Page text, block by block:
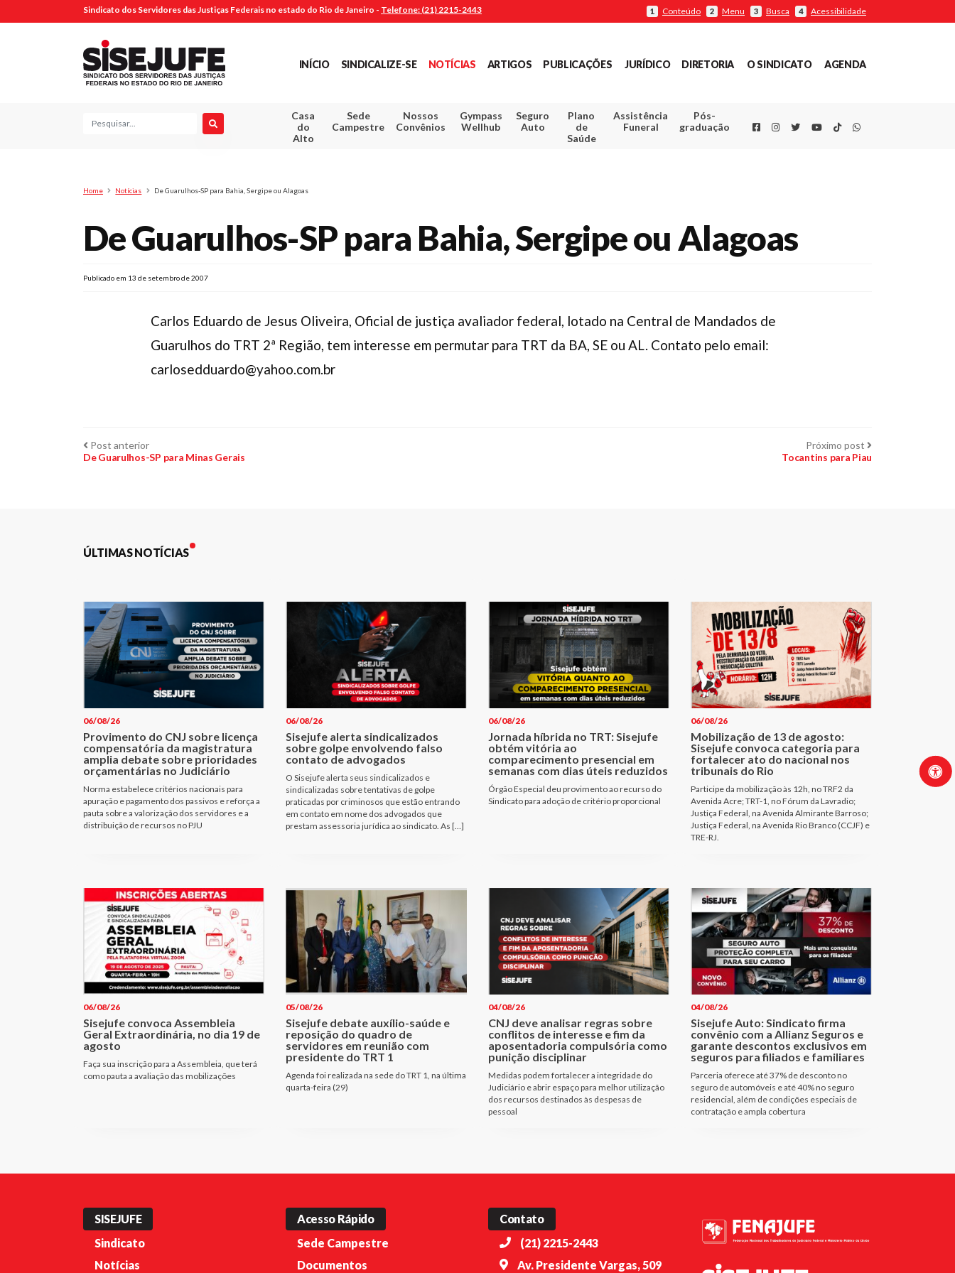
Sindicato dos Servidores das Justiças Federais no estado do Rio de Janeiro - Telefone: (21) 2215-2443 1 Conteúdo 2 Menu 3 Busca 4 Acessibilidade
INÍCIO SINDICALIZE-SE NOTÍCIAS ARTIGOS PUBLICAÇÕES JURÍDICO DIRETORIA O SINDICATO AGENDA
Pesquisa
Casa
do
Alto
Sede
Campestre
Nossos
Convênios
Gympass
Wellhub
Seguro
Auto
Plano
de
Saúde
Assistência
Funeral
Pós-
graduação
FacebookInstagram
TwitterYoutube
TikTokWhatsapp
Home Notícias De Guarulhos-SP para Bahia, Sergipe ou Alagoas
De Guarulhos-SP para Bahia, Sergipe ou Alagoas
Publicado em 13 de setembro de 2007
Carlos Eduardo de Jesus Oliveira, Oficial de justiça avaliador federal, lotado na Central de Mandados de
Guarulhos do TRT 2ª Região, tem interesse em permutar para TRT da BA, SE ou AL. Contato pelo email:
carlosedduardo@yahoo.com.br
Navegação
Post anteriorPost
anterior:
De Guarulhos-SP para Minas Gerais
Próximo post Próximo
Tocantins para Piau
ÚLTIMAS NOTÍCIAS
06/08/26
Provimento do CNJ sobre licença
compensatória da magistratura
amplia debate sobre prioridades
orçamentárias no Judiciário
Norma estabelece critérios nacionais para
apuração e pagamento dos passivos e reforça a
pauta sobre a valorização dos servidores e a
distribuição de recursos no PJU
06/08/26
Sisejufe alerta sindicalizados
sobre golpe envolvendo falso
contato de advogados
O Sisejufe alerta seus sindicalizados e
sindicalizadas sobre tentativas de golpe
praticadas por criminosos que estão entrando
em contato em nome dos advogados que
prestam assessoria jurídica ao sindicato. As […]
06/08/26
Jornada híbrida no TRT: Sisejufe
obtém vitória ao
comparecimento presencial em
semanas com dias úteis reduzidos
Órgão Especial deu provimento ao recurso do
Sindicato para adoção de critério proporcional
06/08/26
Mobilização de 13 de agosto:
Sisejufe convoca categoria para
fortalecer ato do nacional nos
tribunais do Rio
Participe da mobilização às 12h, no TRF2 da
Avenida Acre; TRT-1, no Fórum da Lavradio;
Justiça Federal, na Avenida Almirante Barroso;
Justiça Federal, na Avenida Rio Branco (CCJF) e
TRE-RJ.
06/08/26
Sisejufe convoca Assembleia
Geral Extraordinária, no dia 19 de
agosto
Faça sua inscrição para a Assembleia, que terá
como pauta a avaliação das mobilizações
05/08/26
Sisejufe debate auxílio-saúde e
reposição do quadro de
servidores em reunião com
presidente do TRT 1
Agenda foi realizada na sede do TRT 1, na última
quarta-feira (29)
04/08/26
CNJ deve analisar regras sobre
conflitos de interesse e fim da
aposentadoria compulsória como
punição disciplinar
Medidas podem fortalecer a integridade do
Judiciário e abrir espaço para melhor utilização
dos recursos destinados às despesas de
pessoal
04/08/26
Sisejufe Auto: Sindicato firma
convênio com a Allianz Seguros e
garante descontos exclusivos em
seguros para filiados e familiares
Parceria oferece até 37% de desconto no
seguro de automóveis e até 40% no seguro
residencial, além de condições especiais de
contratação e ampla cobertura
SISEJUFE
Sindicato
Notícias
Acesso Rápido
Sede Campestre
Documentos
Contato
(21) 2215-2443
Av. Presidente Vargas, 509